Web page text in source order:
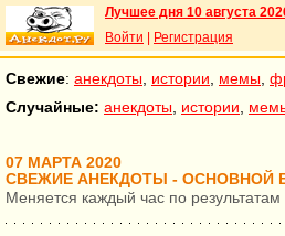
Лучшее дня 10 августа
Войти
Регистрация
Свежие: анекдоты истории мемы
Случайные: анекдоты истории
07 МАРТА 2020
СВЕЖИЕ АНЕКДОТЫ - ОСНОВНОЙ
Меняется каждый час по результатам